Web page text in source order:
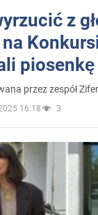
z
przez zespół
16:18 3